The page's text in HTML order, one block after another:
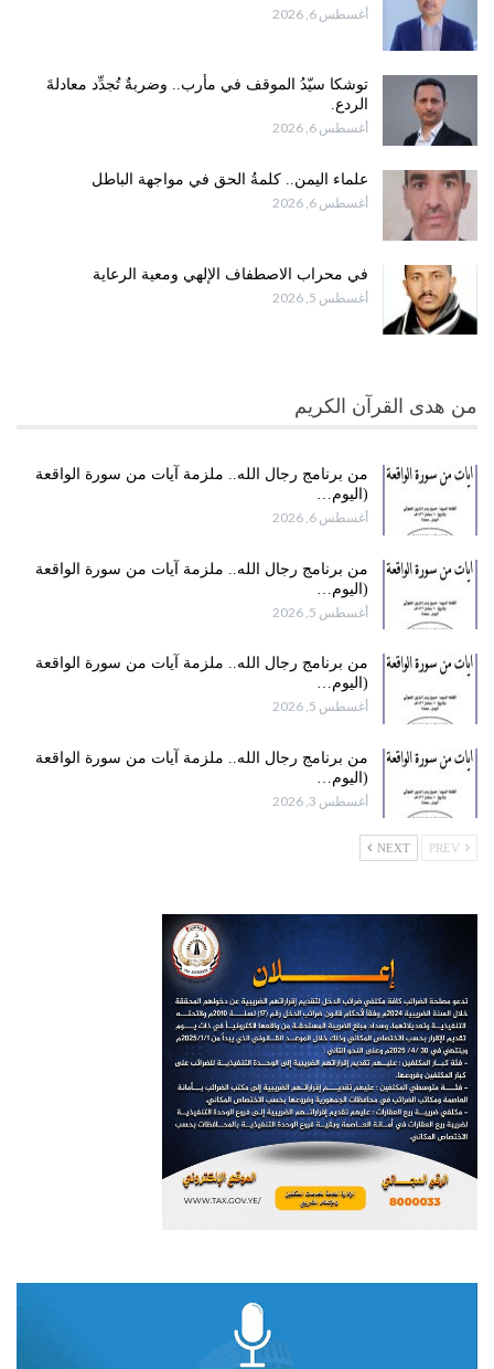
أغسطس 6, 2026
توشكا سيّدُ الموقف في مأرب.. وضربةٌ تُجدِّد معادلةَ
الردع.
أغسطس 6, 2026
علماء اليمن.. كلمةُ الحق في مواجهة الباطل
أغسطس 6, 2026
في محراب الاصطفاف الإلهي ومعية الرعاية
أغسطس 5, 2026
من هدى القرآن الكريم
من برنامج رجال الله.. ملزمة آيات من سورة الواقعة
(اليوم…
أغسطس 6, 2026
من برنامج رجال الله.. ملزمة آيات من سورة الواقعة
(اليوم…
أغسطس 5, 2026
من برنامج رجال الله.. ملزمة آيات من سورة الواقعة
(اليوم…
أغسطس 5, 2026
من برنامج رجال الله.. ملزمة آيات من سورة الواقعة
(اليوم…
أغسطس 3, 2026
NEXT